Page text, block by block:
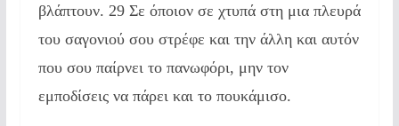
βλάπτουν. 29 Σε όποιον σε χτυπά στη μια πλευρά
του σαγονιού σου στρέφε και την άλλη και αυτόν
που σου παίρνει το πανωφόρι, μην τον
εμποδίσεις να πάρει και το πουκάμισο.